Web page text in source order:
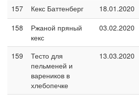
157
Кекс Баттенберг 18.01.2020
158
Ржаной пряный
кекс
03.02.2020
159
Тесто для
пельменей и
вареников в
хлебопечке
13.03.2020